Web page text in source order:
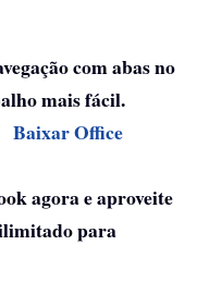
com abas no
mais fácil.
Baixar Office
agora e aproveite
ilimitado para